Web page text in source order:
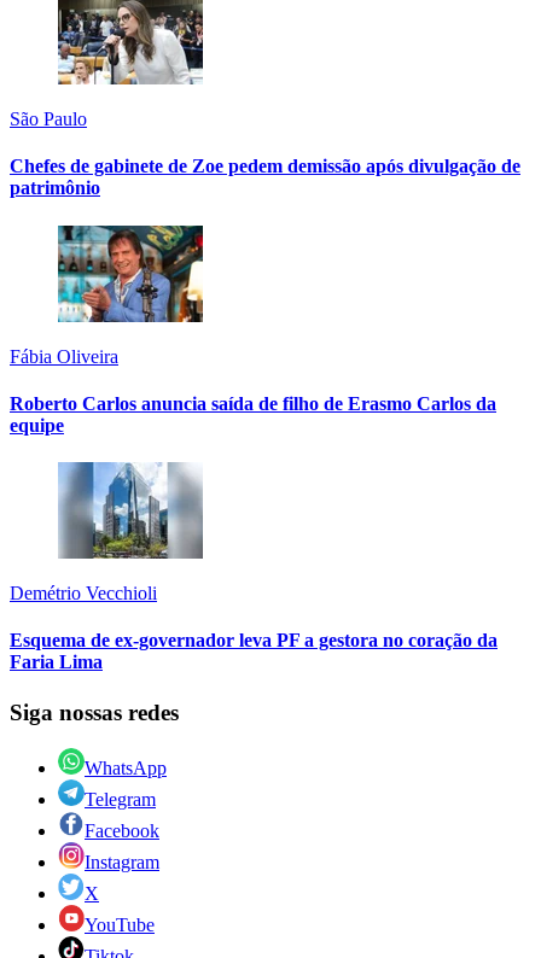
São Paulo
Chefes de gabinete de Zoe pedem demissão após divulgação de
patrimônio
Fábia Oliveira
Roberto Carlos anuncia saída de filho de Erasmo Carlos da
equipe
Demétrio Vecchioli
Esquema de ex-governador leva PF a gestora no coração da
Faria Lima
Siga nossas redes
WhatsApp
Telegram
Facebook
Instagram
X
YouTube